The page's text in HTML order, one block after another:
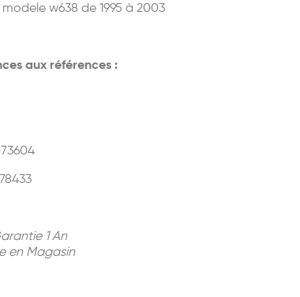
w638 de 1995 à 2003
aux références :
1 An
en Magasin